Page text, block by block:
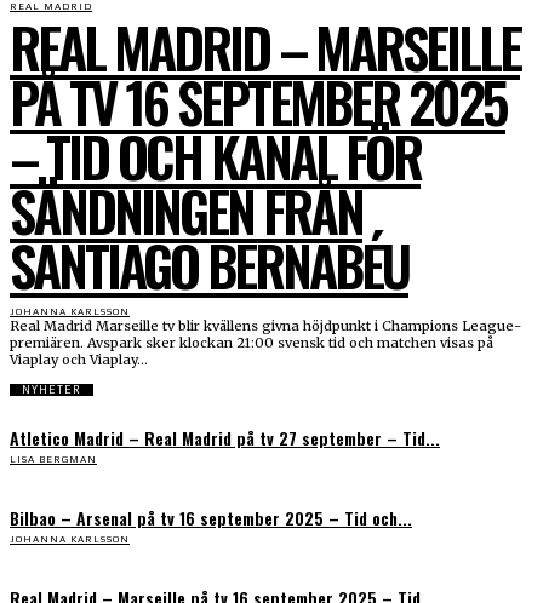
REAL MADRID
REAL MADRID – MARSEILLE
PÅ TV 16 SEPTEMBER 2025
– TID OCH KANAL FÖR
SÄNDNINGEN FRÅN
SANTIAGO BERNABÉU
JOHANNA KARLSSON
Real Madrid Marseille tv blir kvällens givna höjdpunkt i Champions League-
premiären. Avspark sker klockan 21:00 svensk tid och matchen visas på
Viaplay och Viaplay...
NYHETER
Atletico Madrid – Real Madrid på tv 27 september – Tid...
LISA BERGMAN
Bilbao – Arsenal på tv 16 september 2025 – Tid och...
JOHANNA KARLSSON
Real Madrid – Marseille på tv 16 september 2025 – Tid...